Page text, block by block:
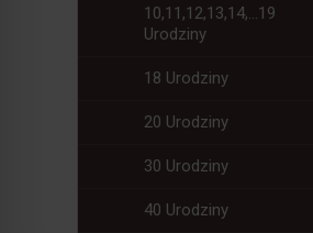
10,11,12,13,14,...19
Urodziny
18 Urodziny
20 Urodziny
30 Urodziny
40 Urodziny